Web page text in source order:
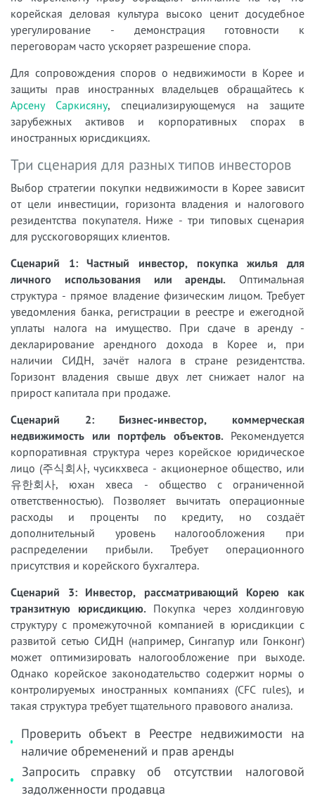
корейская деловая культура высоко ценит досудебное
урегулирование - демонстрация готовности к
переговорам часто ускоряет разрешение спора.
Для сопровождения споров о недвижимости в Корее и
защиты прав иностранных владельцев обращайтесь к
Арсену Саркисяну, специализирующемуся на защите
зарубежных активов и корпоративных спорах в
иностранных юрисдикциях.
Три сценария для разных типов инвесторов
Выбор стратегии покупки недвижимости в Корее зависит
от цели инвестиции, горизонта владения и налогового
резидентства покупателя. Ниже - три типовых сценария
для русскоговорящих клиентов.
Сценарий 1: Частный инвестор, покупка жилья для
личного использования или аренды. Оптимальная
структура - прямое владение физическим лицом. Требует
уведомления банка, регистрации в реестре и ежегодной
уплаты налога на имущество. При сдаче в аренду -
декларирование арендного дохода в Корее и, при
наличии СИДН, зачёт налога в стране резидентства.
Горизонт владения свыше двух лет снижает налог на
прирост капитала при продаже.
Сценарий 2: Бизнес-инвестор, коммерческая
недвижимость или портфель объектов. Рекомендуется
корпоративная структура через корейское юридическое
лицо (주식회사, чусикхвеса - акционерное общество, или
유한회사, юхан хвеса - общество с ограниченной
ответственностью). Позволяет вычитать операционные
расходы и проценты по кредиту, но создаёт
дополнительный уровень налогообложения при
распределении прибыли. Требует операционного
присутствия и корейского бухгалтера.
Сценарий 3: Инвестор, рассматривающий Корею как
транзитную юрисдикцию. Покупка через холдинговую
структуру с промежуточной компанией в юрисдикции с
развитой сетью СИДН (например, Сингапур или Гонконг)
может оптимизировать налогообложение при выходе.
Однако корейское законодательство содержит нормы о
контролируемых иностранных компаниях (CFC rules), и
такая структура требует тщательного правового анализа.
Проверить объект в Реестре недвижимости на
наличие обременений и прав аренды
Запросить справку об отсутствии налоговой
задолженности продавца